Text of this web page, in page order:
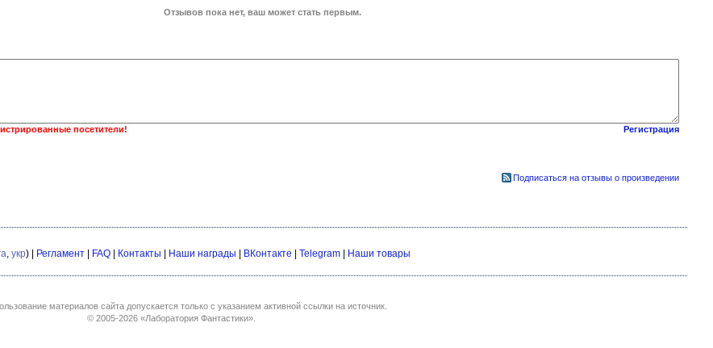
Отзывов пока нет, ваш может стать первым.
посетители! Регистрация
Подписаться на отзывы о произведении
, укр) | Регламент FAQ Контакты Наши награды ВКонтакте Telegram Наши товары
материалов сайта допускается только с указанием активной ссылки на источник.
© 2005-2026 «Лаборатория Фантастики».